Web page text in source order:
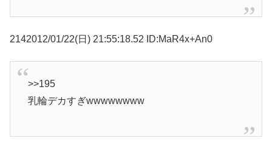
2142012/01/22(日) 21:55:18.52 ID:MaR4x+An0
>>195
乳輪デカすぎwwwwwwww